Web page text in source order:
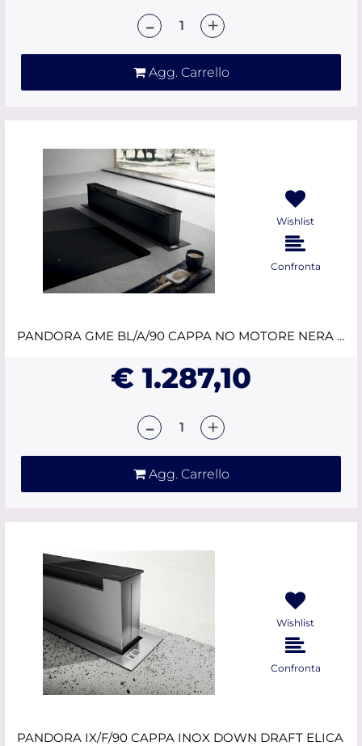
Agg. Carrello
Wishlist
Confronta
PANDORA GME BL/A/90 CAPPA NO MOTORE NERA DOWN DRAFT ELICA
€ 1.287,10
Agg. Carrello
Wishlist
Confronta
PANDORA IX/F/90 CAPPA INOX DOWN DRAFT ELICA